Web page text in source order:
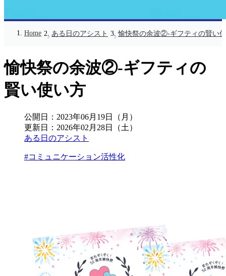
Home ある日のアシスト 愉快祭の余波②-ギフティの賢い
愉快祭の余波②-ギフティの
賢い使い方
公開日： 2023年06月19日（月）
更新日： 2026年02月28日（土）
ある日のアシスト
#コミュニケーション活性化